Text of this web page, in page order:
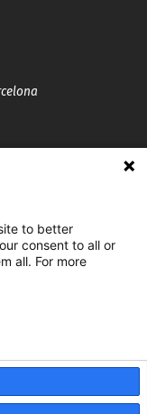
to better
consent to all or
all. For more